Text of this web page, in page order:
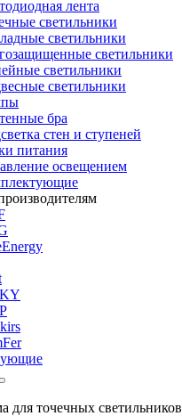
лента
светильники
светильники
светильники
светильники
светильники
бра
стен и ступеней
питания
освещением
для точечных светильников